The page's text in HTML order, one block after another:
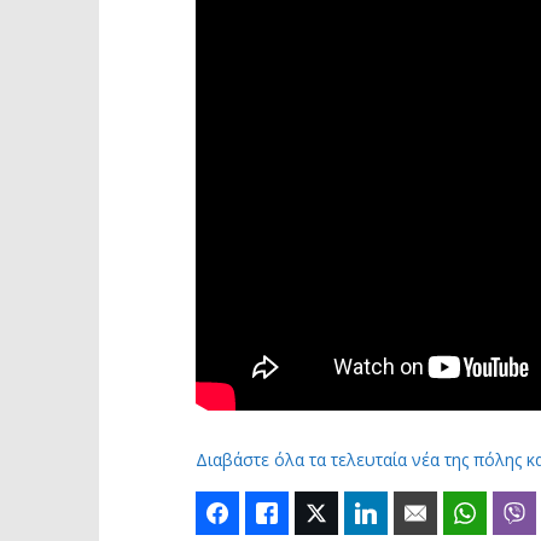
Διαβάστε όλα τα τελευταία νέα της πόλης
FacebookLike Twitter LinkedIn Email